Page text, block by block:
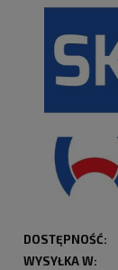
DOSTĘPNOŚĆ:
WYSYŁKA W: